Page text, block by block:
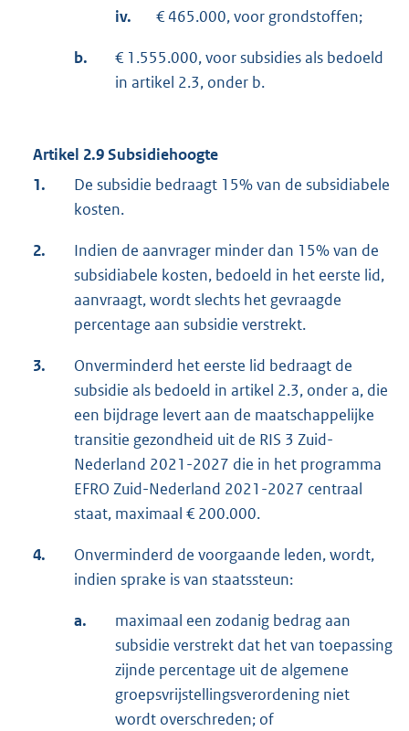
iv. € 465.000, voor grondstoffen;
b.
€ 1.555.000, voor subsidies als bedoeld
in artikel 2.3, onder b.
Artikel 2.9 Subsidiehoogte
1.
De subsidie bedraagt 15% van de subsidiabele
kosten.
2.
Indien de aanvrager minder dan 15% van de
subsidiabele kosten, bedoeld in het eerste lid,
aanvraagt, wordt slechts het gevraagde
percentage aan subsidie verstrekt.
3.
Onverminderd het eerste lid bedraagt de
subsidie als bedoeld in artikel 2.3, onder a, die
een bijdrage levert aan de maatschappelijke
transitie gezondheid uit de RIS 3 Zuid-
Nederland 2021-2027 die in het programma
EFRO Zuid-Nederland 2021-2027 centraal
staat, maximaal € 200.000.
4.
Onverminderd de voorgaande leden, wordt,
indien sprake is van staatssteun:
a.
maximaal een zodanig bedrag aan
subsidie verstrekt dat het van toepassing
zijnde percentage uit de algemene
groepsvrijstellingsverordening niet
wordt overschreden; of